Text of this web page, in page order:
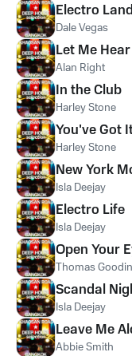
Electro Land
Dale Vegas
Let Me Hear
Alan Right
In the Club
Harley Stone
You've Got
Harley Stone
New York
Isla Deejay
Electro Life
Isla Deejay
Open Your
Thomas
Scandal
Isla Deejay
Leave Me
Abbie Smith